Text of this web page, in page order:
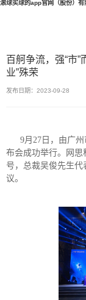
滚球买球的app官网（股份）有
百舸争流，强“市
业”殊荣
发布日期：2023-09-28
9月27日，由广
布会成功举行。网思
号，总裁吴俊先生
议。